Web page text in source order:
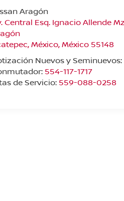
Aragón
Central Esq. Ignacio Allende
,México, México 55148
Nuevos y Seminuevos:
554-117-1717
de Servicio: 559-088-0258